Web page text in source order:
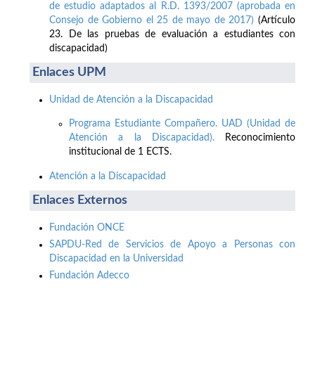
de estudio adaptados al R.D. 1393/2007 (aprobada en
Consejo de Gobierno el 25 de mayo de 2017) (Artículo
23. De las pruebas de evaluación a estudiantes con
discapacidad)
Enlaces UPM
Unidad de Atención a la Discapacidad
Programa Estudiante Compañero. UAD (Unidad de
Atención a la Discapacidad).Reconocimiento
institucional de 1 ECTS.
Atención a la Discapacidad
Enlaces Externos
Fundación ONCE
SAPDU-Red de Servicios de Apoyo a Personas con
Discapacidad en la Universidad
Fundación Adecco